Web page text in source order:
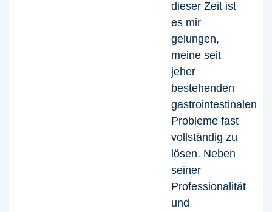
dieser Zeit ist
es mir
gelungen,
meine seit
jeher
bestehenden
gastrointestinalen
Probleme fast
vollständig zu
lösen. Neben
seiner
Professionalität
und